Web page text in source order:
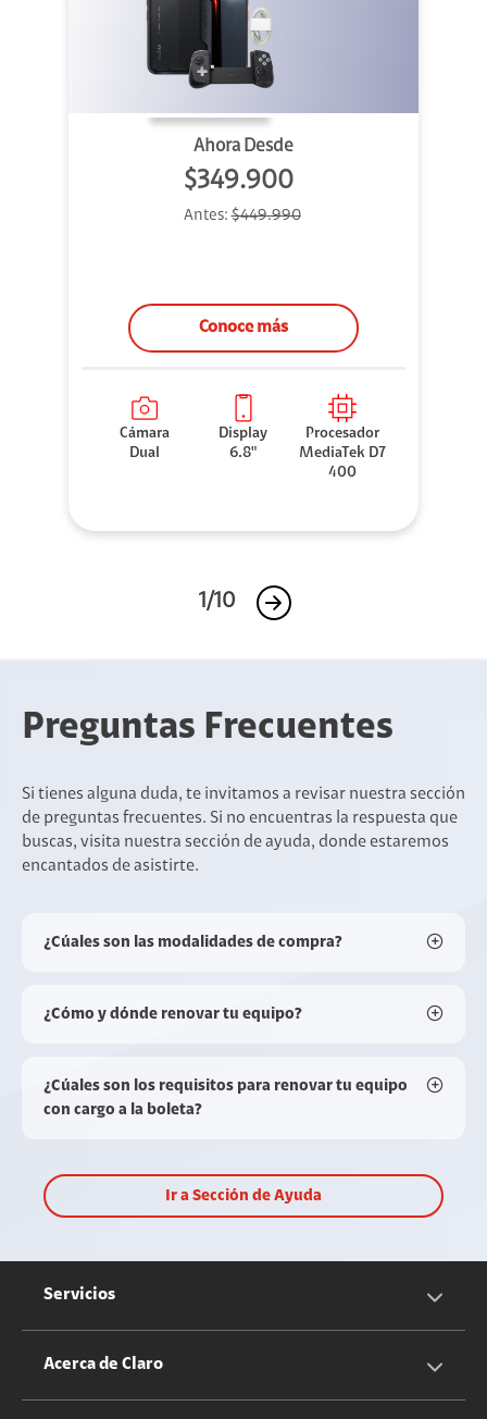
Ahora Desde
$349.900
Antes:$449.990
Conoce más
Cámara
Dual
Display
6.8"
Procesador
MediaTek D7
400
1/10
Preguntas Frecuentes
Si tienes alguna duda, te invitamos a revisar nuestra sección
de preguntas frecuentes. Si no encuentras la respuesta que
buscas, visita nuestra sección de ayuda, donde estaremos
encantados de asistirte.
¿Cúales son las modalidades de compra?
¿Cómo y dónde renovar tu equipo?
¿Cúales son los requisitos para renovar tu equipo
con cargo a la boleta?
Ir a Sección de Ayuda
Servicios
Servicios Móviles
Acerca de Claro